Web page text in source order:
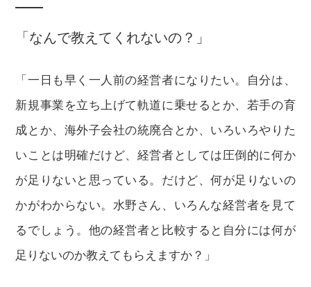
「なんで教えてくれないの？」
「一日も早く一人前の経営者になりたい。自分は、
新規事業を立ち上げて軌道に乗せるとか、若手の育
成とか、海外子会社の統廃合とか、いろいろやりた
いことは明確だけど、経営者としては圧倒的に何か
が足りないと思っている。だけど、何が足りないの
かがわからない。水野さん、いろんな経営者を見て
るでしょう。他の経営者と比較すると自分には何が
足りないのか教えてもらえますか？」